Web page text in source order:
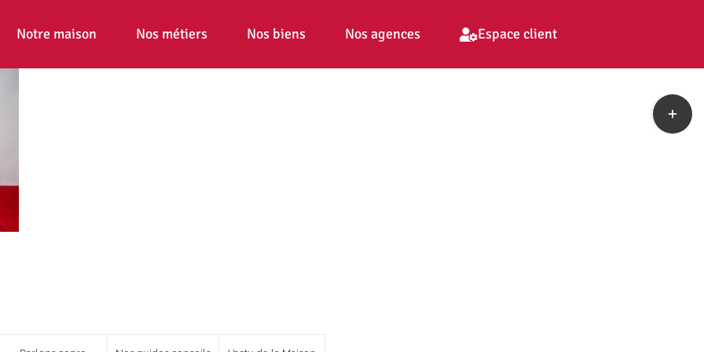
Notre maison Nos métiers Nos biens Nos agences Espace client
Toggle
Sliding
Bar